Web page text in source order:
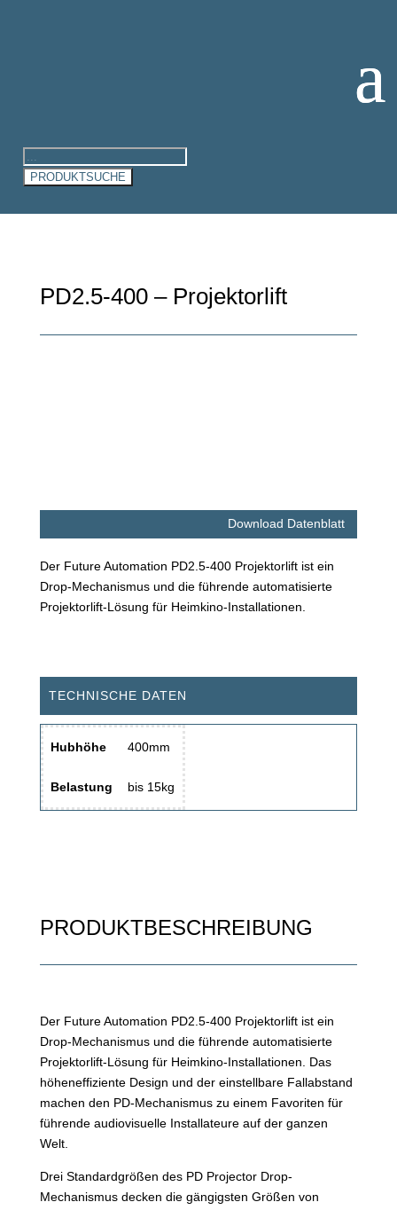
search
PRODUKTSUCHE
PD2.5-400 – Projektorlift
Download Datenblatt
Der Future Automation PD2.5-400 Projektorlift ist ein
Drop-Mechanismus und die führende automatisierte
Projektorlift-Lösung für Heimkino-Installationen.
TECHNISCHE DATEN
Hubhöhe 400mm
Belastung bis 15kg
PRODUKTBESCHREIBUNG
Der Future Automation PD2.5-400 Projektorlift ist ein
Drop-Mechanismus und die führende automatisierte
Projektorlift-Lösung für Heimkino-Installationen. Das
höheneffiziente Design und der einstellbare Fallabstand
machen den PD-Mechanismus zu einem Favoriten für
führende audiovisuelle Installateure auf der ganzen
Welt.
Drei Standardgrößen des PD Projector Drop-
Mechanismus decken die gängigsten Größen von